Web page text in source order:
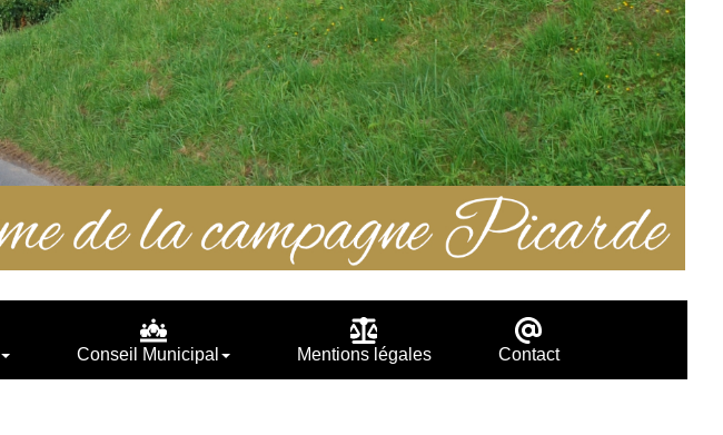
Conseil Municipal Mentions légales Contact